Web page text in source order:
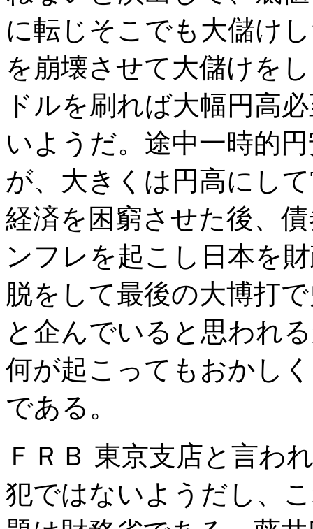
に転じそこでも大儲け
を崩壊させて大儲けを
ドルを刷れば大幅円高
いようだ。途中一時的
が、大きくは円高にし
経済を困窮させた後、
ンフレを起こし日本を
脱をして最後の大博打
と企んでいると思われ
何が起こってもおかし
である。
ＦＲＢ 東京支店と言わ
犯ではないようだし、